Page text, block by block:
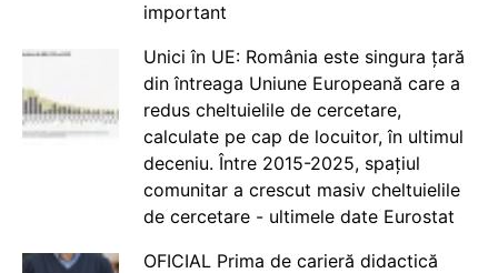
important
Unici în UE: România este singura țară
din întreaga Uniune Europeană care a
redus cheltuielile de cercetare,
calculate pe cap de locuitor, în ultimul
deceniu. Între 2015-2025, spațiul
comunitar a crescut masiv cheltuielile
de cercetare - ultimele date Eurostat
OFICIAL Prima de carieră didactică